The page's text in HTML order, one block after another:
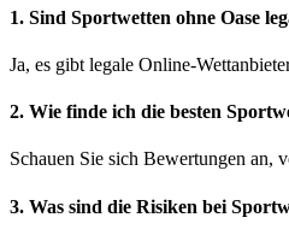
1. Sind Sportwetten ohne Oase
Ja, es gibt legale Online-
2. Wie finde ich die besten
Schauen Sie sich Bewertungen an,
3. Was sind die Risiken bei